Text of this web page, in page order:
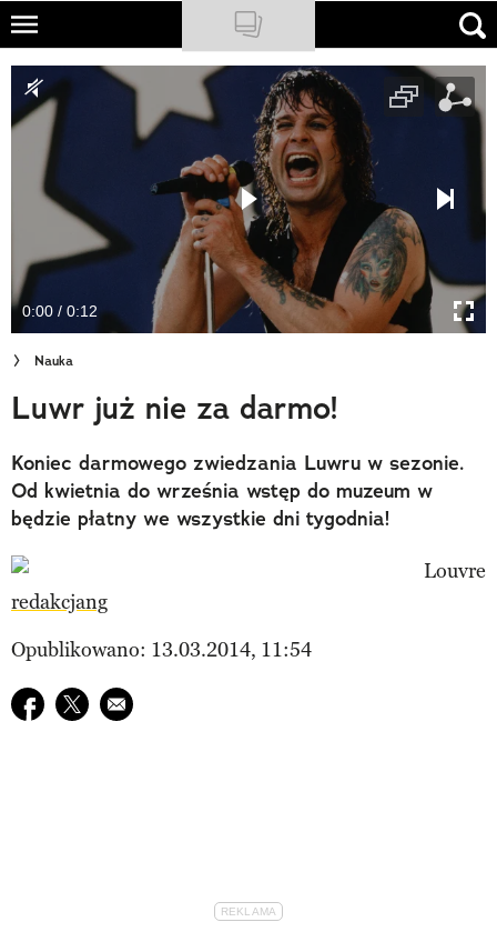
Skip
main
content
NATIONAL GEOGRAPHIC
TRAVELER
PODCASTY
Newsletter
Cuda Polski
Wielki Konkurs Fotograficzny
Trendbook Podróżniczy
Polecane
0:00 / 0:12
Nauka
Luwr już nie za darmo!
Koniec darmowego zwiedzania Luwru w sezonie.
Od kwietnia do września wstęp do muzeum w
będzie płatny we wszystkie dni tygodnia!
redakcjang
Opublikowano: 13.03.2014, 11:54
Udostępnij na facebook
Udostępnij na twitter
E-mail do przyjaciela